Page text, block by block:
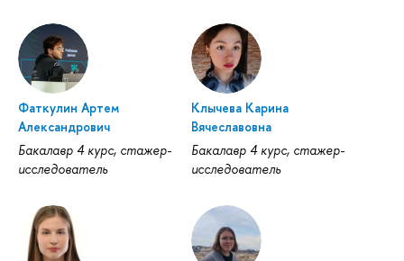
Фаткулин Артем
Александрович
Бакалавр 4 курс, стажер-
исследователь
Клычева Карина
Вячеславовна
Бакалавр 4 курс, стажер-
исследователь